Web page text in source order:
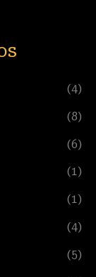
(4)
(8)
(6)
(1)
(1)
(4)
(5)